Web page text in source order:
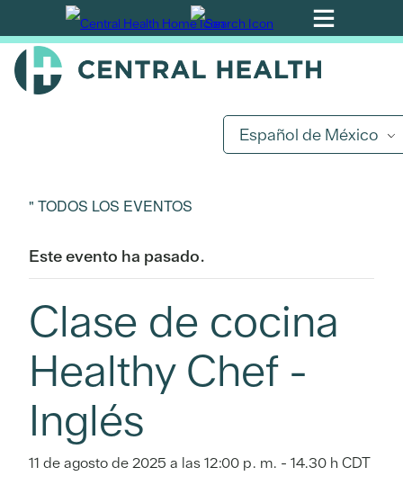
Ir
al
contenido
Español de México
" TODOS LOS EVENTOS
Este evento ha pasado.
Clase de cocina
Healthy Chef -
Inglés
11 de agosto de 2025 a las 12:00 p. m. - 14.30 h CDT